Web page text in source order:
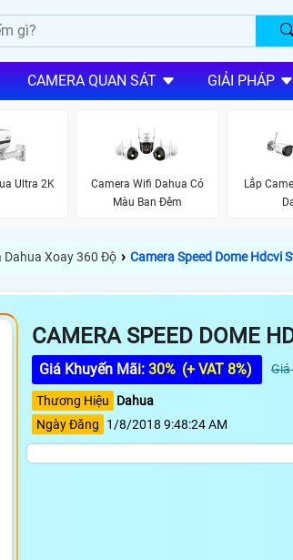
CAMERA QUAN SÁT GIẢI PHÁP
Ultra 2K
Camera Wifi Dahua Có
Màu Ban Đêm
Lắp
Dahua Xoay 360 Độ › Camera Speed Dome Hdcvi
CAMERA SPEED DOME
Giá Khuyến Mãi: 30% (+ VAT 8%) Giá
Thương Hiệu
Dahua
Ngày Đăng
1/8/2018 9:48:24 AM